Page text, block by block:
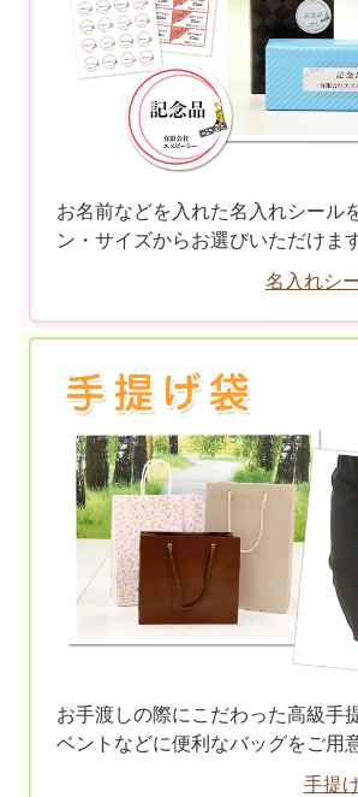
お名前などを入れた名入れシール
ン・サイズからお選びいただけま
名入れシ
お手渡しの際にこだわった高級手
ベントなどに便利なバッグをご用
手提